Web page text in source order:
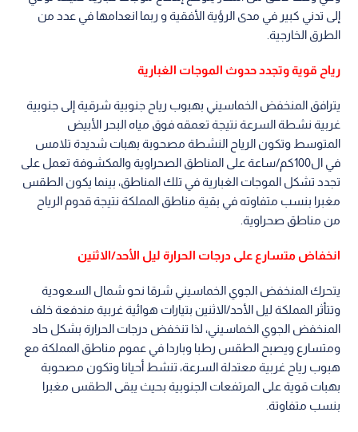
إلى تدني كبير في مدى الرؤية الأفقية و ربما انعدامها في عدد من
الطرق الخارجية.
رياح قوية وتجدد حدوث الموجات الغبارية
يترافق المنخفض الخماسيني بهبوب رياح جنوبية شرقية إلى جنوبية
غربية نشطة السرعة نتيجة تعمقه فوق مياه البحر الأبيض
المتوسط وتكون الرياح النشطة مصحوبة بهبات شديدة تلامس
في ال100كم/ساعة على المناطق الصحراوية والمكشوفة تعمل على
تجدد تشكل الموجات الغبارية في تلك المناطق، بينما يكون الطقس
مغبرا بنسب متفاوته في بقية مناطق المملكة نتيجة قدوم الرياح
من مناطق صحراوية.
انخفاض متسارع على درجات الحرارة ليل الأحد/الاثنين
يتحرك المنخفض الجوي الخماسيني شرقا نحو شمال السعودية
وتتأثر المملكة ليل الأحد/الاثنين بتيارات هوائية غربية مندفعة خلف
المنخفض الجوي الخماسيني، لذا تنخفض درجات الحرارة بشكل حاد
ومتسارع ويصبح الطقس رطبا وباردا في عموم مناطق المملكة مع
هبوب رياح غربية معتدلة السرعة، تنشط أحيانا وتكون مصحوبة
بهبات قوية على المرتفعات الجنوبية بحيث يبقى الطقس مغبرا
بنسب متفاوتة.